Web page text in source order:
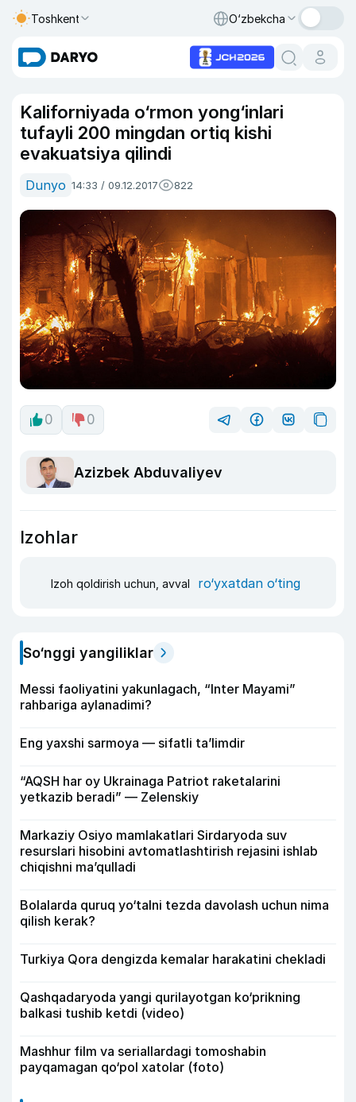
Toshkent O‘zbekcha
Kaliforniyada o‘rmon yong‘inlari
tufayli 200 mingdan ortiq kishi
evakuatsiya qilindi
Dunyo 14:33 / 09.12.2017 822
0 0
Azizbek Abduvaliyev
Izohlar
Izoh qoldirish uchun, avval ro‘yxatdan o‘ting
So‘nggi yangiliklar
Messi faoliyatini yakunlagach, “Inter Mayami”
rahbariga aylanadimi?
Eng yaxshi sarmoya — sifatli ta’limdir
“AQSH har oy Ukrainaga Patriot raketalarini
yetkazib beradi” — Zelenskiy
Markaziy Osiyo mamlakatlari Sirdaryoda suv
resurslari hisobini avtomatlashtirish rejasini ishlab
chiqishni ma’qulladi
Bolalarda quruq yo‘talni tezda davolash uchun nima
qilish kerak?
Turkiya Qora dengizda kemalar harakatini chekladi
Qashqadaryoda yangi qurilayotgan ko‘prikning
balkasi tushib ketdi (video)
Mashhur film va seriallardagi tomoshabin
payqamagan qo‘pol xatolar (foto)